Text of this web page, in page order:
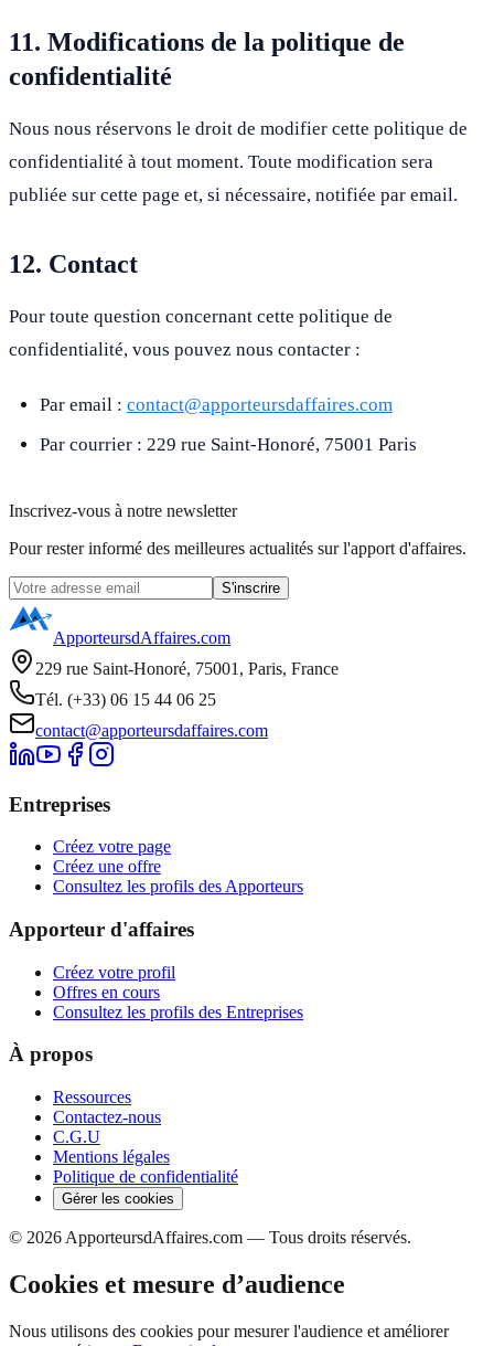
11. Modifications de la politique de
confidentialité
Nous nous réservons le droit de modifier cette politique de
confidentialité à tout moment. Toute modification sera
publiée sur cette page et, si nécessaire, notifiée par email.
12. Contact
Pour toute question concernant cette politique de
confidentialité, vous pouvez nous contacter :
Par email : contact@apporteursdaffaires.com
Par courrier : 229 rue Saint-Honoré, 75001 Paris
Inscrivez-vous à notre newsletter
Pour rester informé des meilleures actualités sur l'apport d'affaires.
S'inscrire
ApporteursdAffaires.com
229 rue Saint-Honoré, 75001, Paris, France
Tél. (+33) 06 15 44 06 25
contact@apporteursdaffaires.com
Entreprises
Créez votre page
Créez une offre
Consultez les profils des Apporteurs
Apporteur d'affaires
Créez votre profil
Offres en cours
Consultez les profils des Entreprises
À propos
Ressources
Contactez-nous
C.G.U
Mentions légales
Politique de confidentialité
Gérer les cookies
© 2026 ApporteursdAffaires.com — Tous droits réservés.
Cookies et mesure d’audience
Nous utilisons des cookies pour mesurer l'audience et améliorer